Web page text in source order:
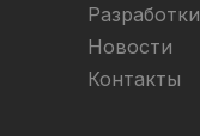
Разработки
Новости
Контакты